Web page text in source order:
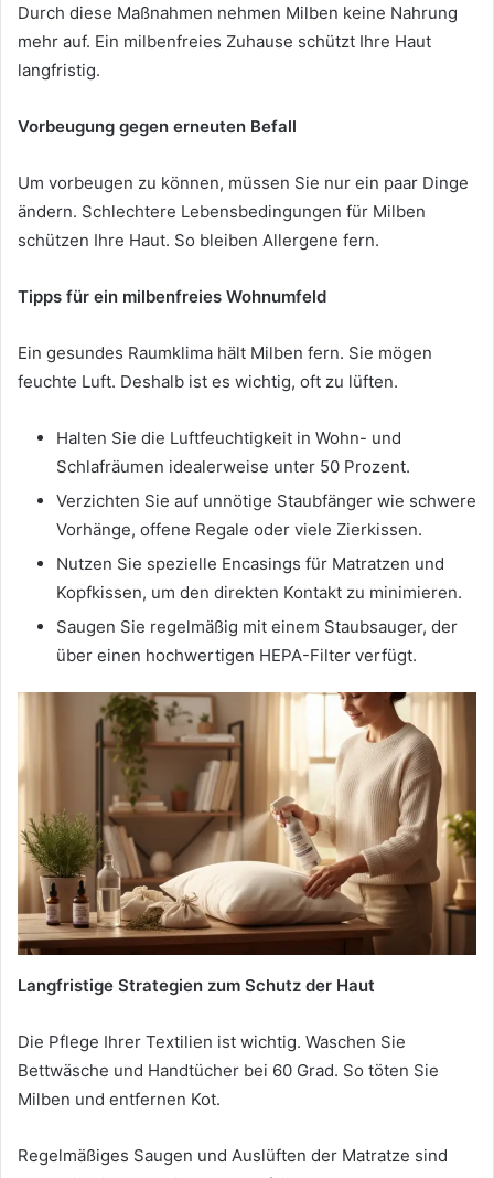
Durch diese Maßnahmen nehmen Milben keine Nahrung
mehr auf. Ein milbenfreies Zuhause schützt Ihre Haut
langfristig.
Vorbeugung gegen erneuten Befall
Um vorbeugen zu können, müssen Sie nur ein paar Dinge
ändern. Schlechtere Lebensbedingungen für Milben
schützen Ihre Haut. So bleiben Allergene fern.
Tipps für ein milbenfreies Wohnumfeld
Ein gesundes Raumklima hält Milben fern. Sie mögen
feuchte Luft. Deshalb ist es wichtig, oft zu lüften.
Halten Sie die Luftfeuchtigkeit in Wohn- und
Schlafräumen idealerweise unter 50 Prozent.
Verzichten Sie auf unnötige Staubfänger wie schwere
Vorhänge, offene Regale oder viele Zierkissen.
Nutzen Sie spezielle Encasings für Matratzen und
Kopfkissen, um den direkten Kontakt zu minimieren.
Saugen Sie regelmäßig mit einem Staubsauger, der
über einen hochwertigen HEPA-Filter verfügt.
Langfristige Strategien zum Schutz der Haut
Die Pflege Ihrer Textilien ist wichtig. Waschen Sie
Bettwäsche und Handtücher bei 60 Grad. So töten Sie
Milben und entfernen Kot.
Regelmäßiges Saugen und Auslüften der Matratze sind